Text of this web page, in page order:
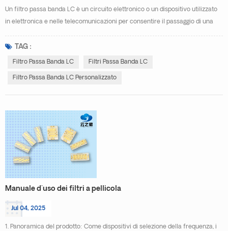
Un filtro passa banda LC è un circuito elettronico o un dispositivo utilizzato
in elettronica e nelle telecomunicazioni per consentire il passaggio di una
fuori di tale gamma. Si chiama filtro "LC" perché è tipicamente costituito da
componenti passivi: induttori (L) e condensatori (C). Il filtro passa banda LC
TAG :
Filtro Passa Banda LC Filtri Passa Banda LC
Filtro Passa Banda LC Personalizzato
Manuale d'uso dei filtri a pellicola
Jul 04, 2025
1. Panoramica del prodotto: Come dispositivi di selezione della frequenza, i